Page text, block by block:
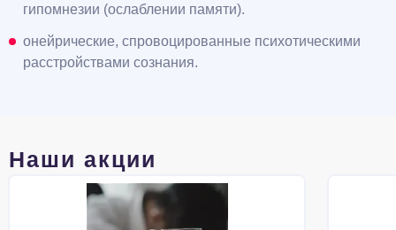
гипомнезии (ослаблении памяти).
онейрические, спровоцированные психотическими
расстройствами сознания.
Наши акции